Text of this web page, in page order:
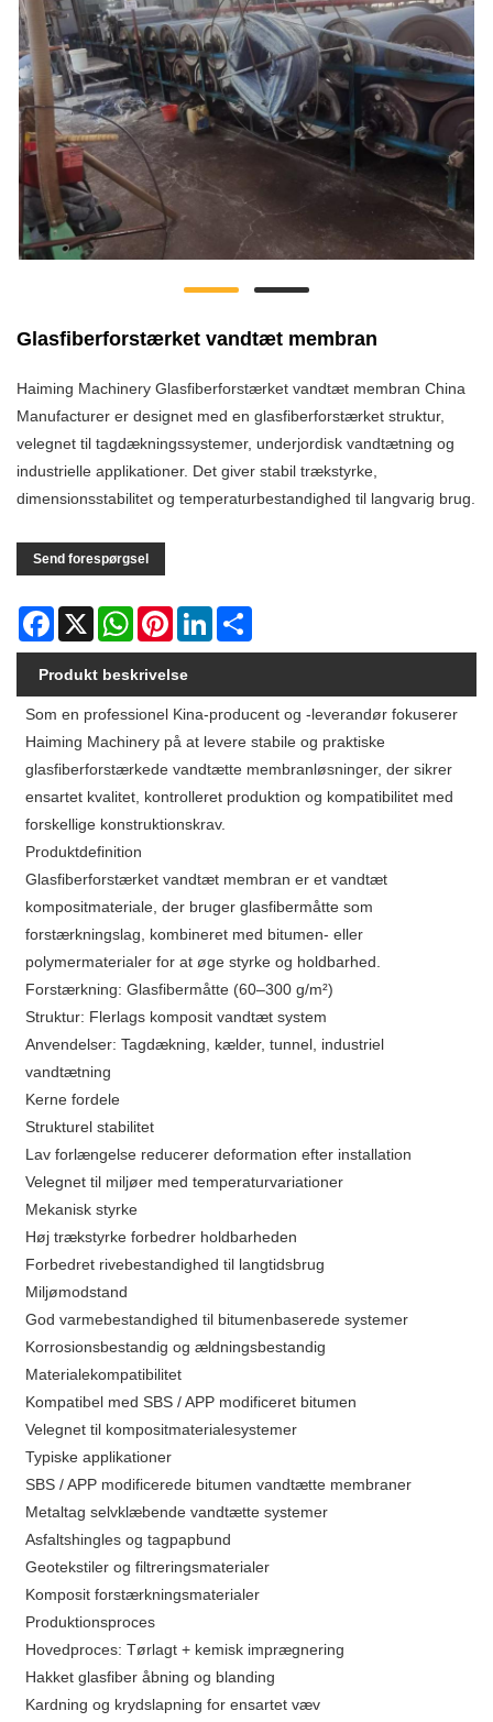
Glasfiberforstærket vandtæt membran
Haiming Machinery Glasfiberforstærket vandtæt membran China
Manufacturer er designet med en glasfiberforstærket struktur,
velegnet til tagdækningssystemer, underjordisk vandtætning og
industrielle applikationer. Det giver stabil trækstyrke,
dimensionsstabilitet og temperaturbestandighed til langvarig brug.
Send forespørgsel
Facebook
X WhatsAppPinterestLinkedIn
Produkt beskrivelse
Som en professionel Kina-producent og -leverandør fokuserer
Haiming Machinery på at levere stabile og praktiske
glasfiberforstærkede vandtætte membranløsninger, der sikrer
ensartet kvalitet, kontrolleret produktion og kompatibilitet med
forskellige konstruktionskrav.
Produktdefinition
Glasfiberforstærket vandtæt membran er et vandtæt
kompositmateriale, der bruger glasfibermåtte som
forstærkningslag, kombineret med bitumen- eller
polymermaterialer for at øge styrke og holdbarhed.
Forstærkning: Glasfibermåtte (60–300 g/m²)
Struktur: Flerlags komposit vandtæt system
Anvendelser: Tagdækning, kælder, tunnel, industriel
vandtætning
Kerne fordele
Strukturel stabilitet
Lav forlængelse reducerer deformation efter installation
Velegnet til miljøer med temperaturvariationer
Mekanisk styrke
Høj trækstyrke forbedrer holdbarheden
Forbedret rivebestandighed til langtidsbrug
Miljømodstand
God varmebestandighed til bitumenbaserede systemer
Korrosionsbestandig og ældningsbestandig
Materialekompatibilitet
Kompatibel med SBS / APP modificeret bitumen
Velegnet til kompositmaterialesystemer
Typiske applikationer
SBS / APP modificerede bitumen vandtætte membraner
Metaltag selvklæbende vandtætte systemer
Asfaltshingles og tagpapbund
Geotekstiler og filtreringsmaterialer
Komposit forstærkningsmaterialer
Produktionsproces
Hovedproces: Tørlagt + kemisk imprægnering
Hakket glasfiber åbning og blanding
Kardning og krydslapning for ensartet væv